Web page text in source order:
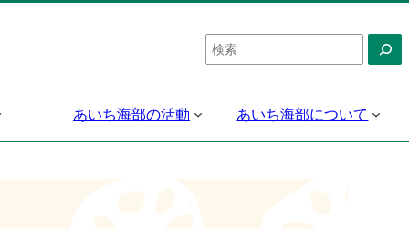
検
索
あいち海部の活動 あいち海部について